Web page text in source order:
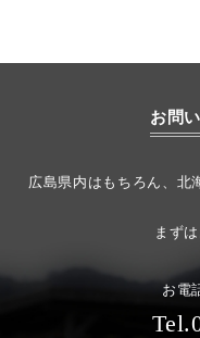
お問
広島県内はもちろん、北
まず
お電